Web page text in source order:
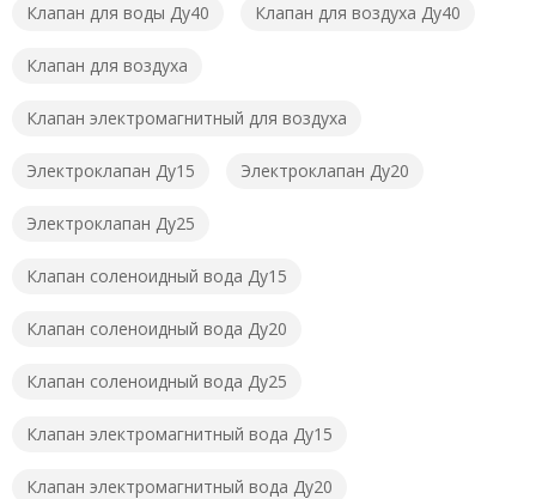
Клапан для воды Ду40 Клапан для воздуха Ду40
Клапан для воздуха
Клапан электромагнитный для воздуха
Электроклапан Ду15 Электроклапан Ду20
Электроклапан Ду25
Клапан соленоидный вода Ду15
Клапан соленоидный вода Ду20
Клапан соленоидный вода Ду25
Клапан электромагнитный вода Ду15
Клапан электромагнитный вода Ду20